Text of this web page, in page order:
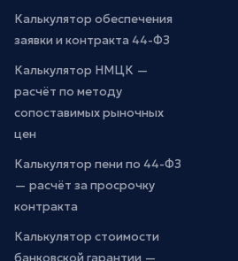
Калькулятор обеспечения
заявки и контракта 44-ФЗ
Калькулятор НМЦК —
расчёт по методу
сопоставимых рыночных
цен
Калькулятор пени по 44-ФЗ
— расчёт за просрочку
контракта
Калькулятор стоимости
банковской гарантии —